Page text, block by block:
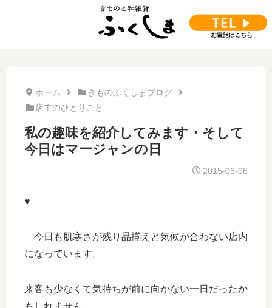
ホーム
きものふくしまブログ
店主のひとりごと
私の趣味を紹介してみます・そして
今日はマージャンの日
2015-06-06
♥
今日も肌寒さが残り品揃えと気候が合わない店内
になっています。
来客も少なくて気持ちが前に向かない一日だったか
もしれません。